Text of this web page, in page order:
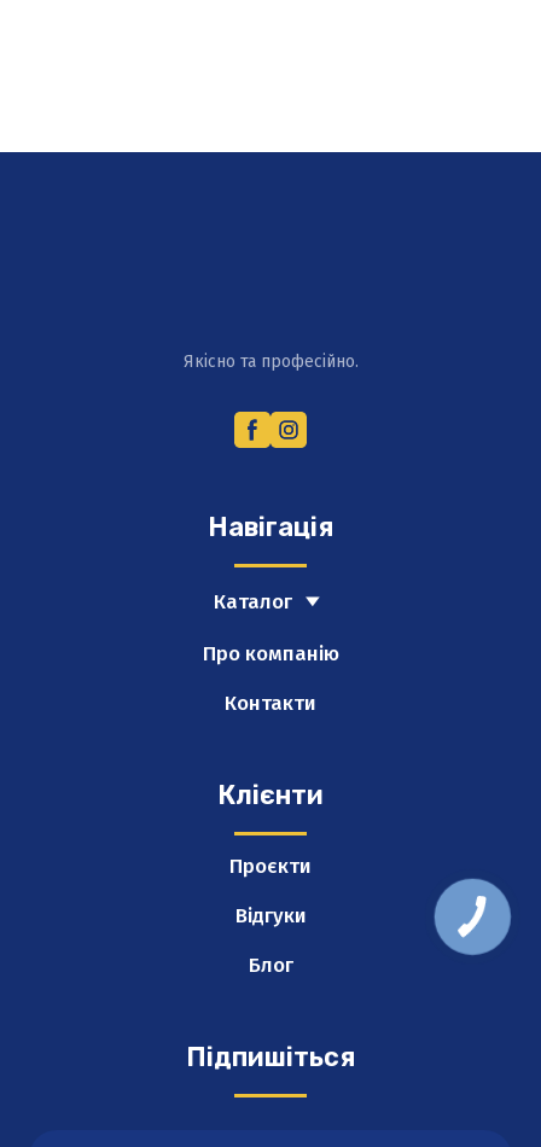
Якісно та професійно.
Навігація
Каталог
Про компанію
Контакти
Клієнти
Проєкти
Відгуки
Блог
Підпишіться